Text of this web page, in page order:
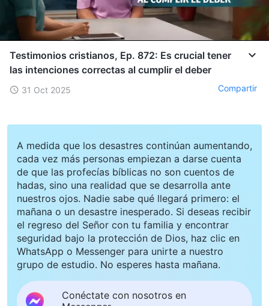
Testimonios cristianos, Ep. 872: Es crucial tener
las intenciones correctas al cumplir el deber
31 Oct 2025 Compartir
A medida que los desastres continúan aumentando,
cada vez más personas empiezan a darse cuenta
de que las profecías bíblicas no son cuentos de
hadas, sino una realidad que se desarrolla ante
nuestros ojos. Nadie sabe qué llegará primero: el
mañana o un desastre inesperado. Si deseas recibir
el regreso del Señor con tu familia y encontrar
seguridad bajo la protección de Dios, haz clic en
WhatsApp o Messenger para unirte a nuestro
grupo de estudio. No esperes hasta mañana.
Conéctate con nosotros en